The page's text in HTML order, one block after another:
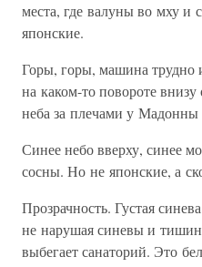
места, где валуны во мху и
японские.
Горы, горы, машина трудно
на каком-то повороте внизу
неба за плечами у
Синее небо вверху, синее
сосны. Но не японские, а
Прозрачность. Густая
не нарушая синевы и
выбегает санаторий. Это